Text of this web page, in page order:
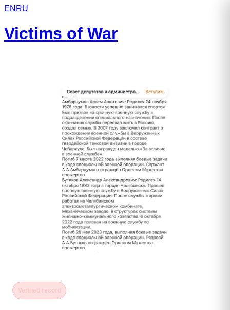
EN RU
Victims of War